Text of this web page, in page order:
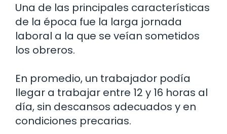
Una de las principales características
de la época fue la larga jornada
laboral a la que se veían sometidos
los obreros.
En promedio, un trabajador podía
llegar a trabajar entre 12 y 16 horas al
día, sin descansos adecuados y en
condiciones precarias.